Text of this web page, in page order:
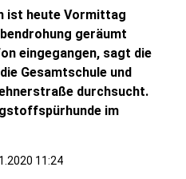
ist heute Vormittag
geräumt
eingegangen, sagt die
Gesamtschule und
durchsucht.
im
11:24